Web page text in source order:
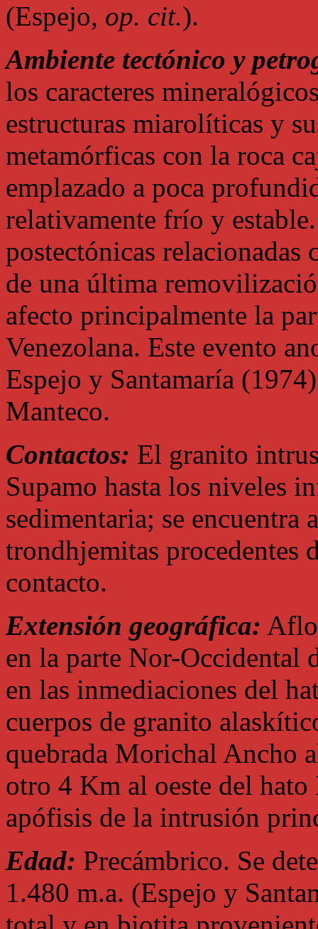
(Espejo, op. cit.).
Ambiente tectónico y
los caracteres
estructuras miarolíticas y
metamórficas con la roca
emplazado a poca
relativamente frío y
postectónicas
de una última
afecto principalmente la
Venezolana. Este evento
Espejo y Santamaría
Manteco.
Contactos: El granito
Supamo hasta los niveles
sedimentaria; se encuentra
trondhjemitas procedentes
contacto.
Extensión geográfica:
en la parte Nor-Occidental
en las inmediaciones del
cuerpos de granito
quebrada Morichal Ancho
otro 4 Km al oeste del
apófisis de la intrusión
Edad: Precámbrico. Se
1.480 m.a. (Espejo y